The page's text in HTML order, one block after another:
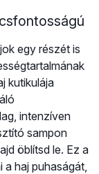
egy részét is
kutikulája
intenzíven
sampon
öblítsd le. Ez a
haj puhaságát,